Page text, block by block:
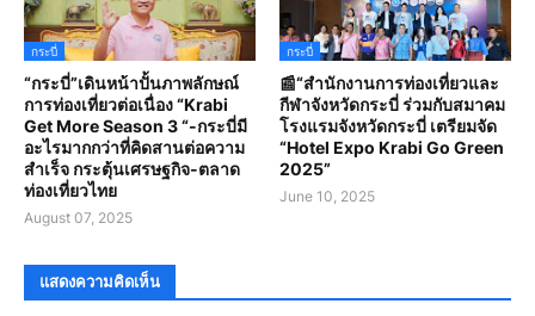
กระบี่
“กระบี่”เดินหน้าปั้นภาพลักษณ์
การท่องเที่ยวต่อเนื่อง “Krabi
Get More Season 3 “-กระบี่มี
อะไรมากกว่าที่คิดสานต่อความ
สำเร็จ กระตุ้นเศรษฐกิจ-ตลาด
ท่องเที่ยวไทย
August 07, 2025
กระบี่
📰“สํานักงานการท่องเที่ยวและ
กีฬาจังหวัดกระบี่ ร่วมกับสมาคม
โรงแรมจังหวัดกระบี่ เตรียมจัด
“Hotel Expo Krabi Go Green
2025”
June 10, 2025
แสดงความคิดเห็น